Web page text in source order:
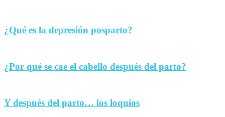
¿Qué es la depresión posparto?
¿Por qué se cae el cabello después del parto?
Y después del parto… los loquios